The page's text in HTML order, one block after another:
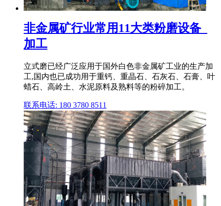
非金属矿行业常用11大类粉磨设备_
加工
立式磨已经广泛应用于国外白色非金属矿工业的生产加
工,国内也已成功用于重钙、重晶石、石灰石、石膏、叶
蜡石、高岭土、水泥原料及熟料等的粉碎加工。
联系电话: 180 3780 8511